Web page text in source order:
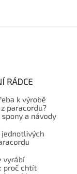
RÁDCE
k výrobě
paracordu?
a návody
jednotlivých
vyrábí
proč chtít